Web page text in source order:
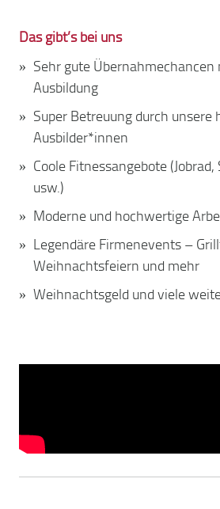
Das gibt’s bei uns
Sehr gute Übernahmechancen
Ausbildung
Super Betreuung durch unsere
Ausbilder*innen
Coole Fitnessangebote
usw.)
Moderne und hochwertige
Legendäre Firmenevents –
Weihnachtsfeiern und mehr
Weihnachtsgeld und viele